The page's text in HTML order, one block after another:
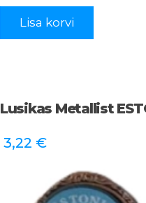
Lisa korvi
Lusikas Metallist
3,22 €